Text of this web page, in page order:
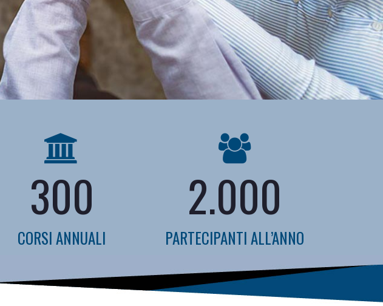
300
CORSI ANNUALI
2.000
PARTECIPANTI ALL’ANNO